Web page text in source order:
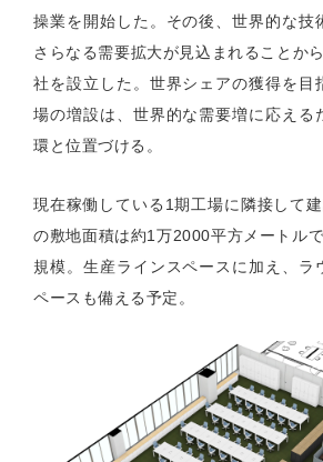
操業を開始した。その後、世界的な技
さらなる需要拡大が見込まれることか
社を設立した。世界シェアの獲得を目
場の増設は、世界的な需要増に応える
環と位置づける。
現在稼働している 1期工場に隣接して
の敷地面積は約1 万2000平方メートルで
規模。生産ラインスペースに加え、ラ
ペースも備える予定。